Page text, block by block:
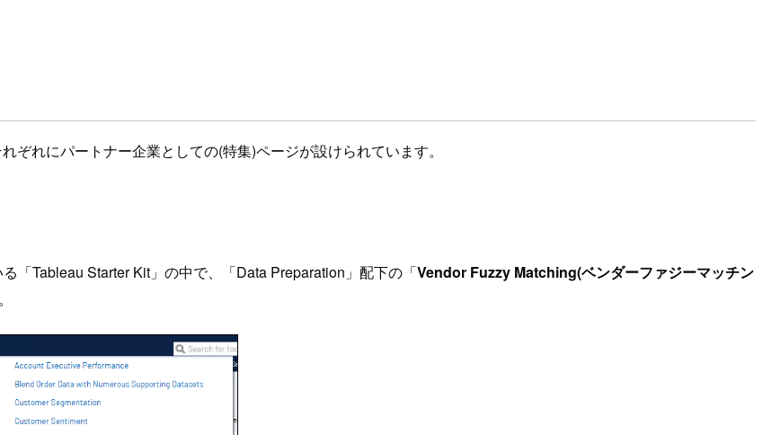
れにパートナー企業としての(特集)ページが設けられています。
「Tableau Starter Kit」の中で、「Data Preparation」配下の「Vendor Fuzzy Matching(ベンダーファジーマッチン